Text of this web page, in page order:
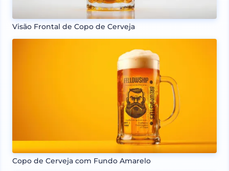
Visão Frontal de Copo de Cerveja
Copo de Cerveja com Fundo Amarelo